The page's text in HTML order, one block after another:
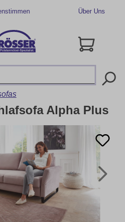
Über Uns
Alpha Plus